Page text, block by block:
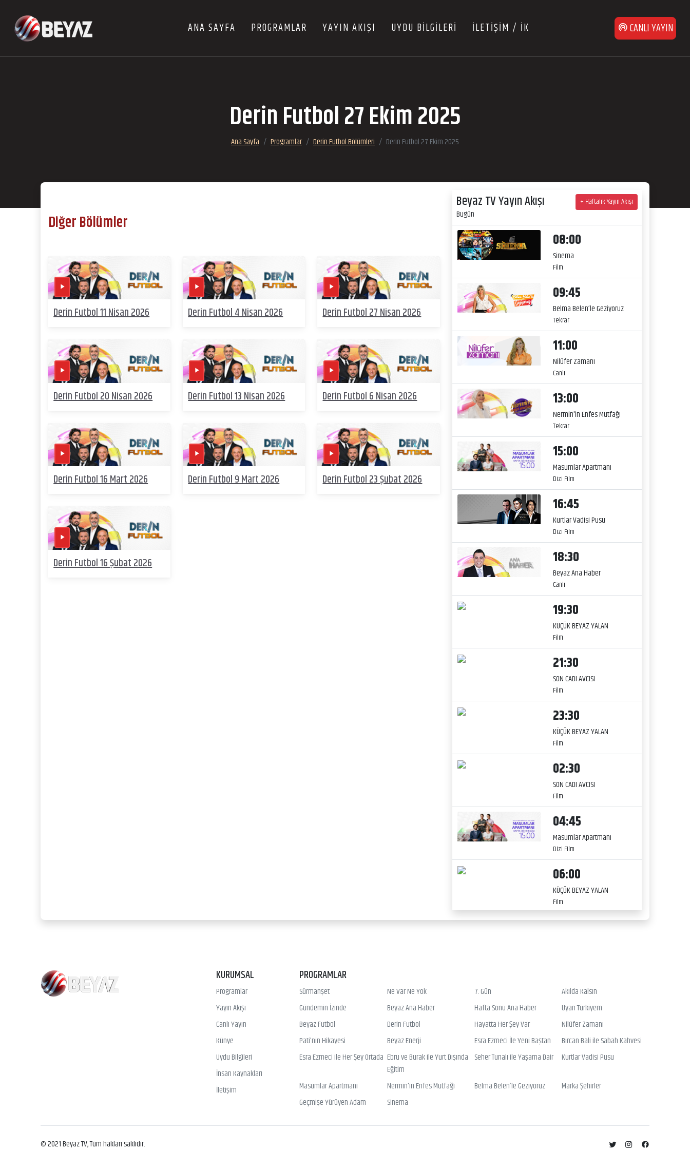
ANA SAYFA PROGRAMLAR YAYIN AKIŞI UYDU BİLGİLERİ İLETİŞİM / İK CANLI YAYIN
Derin Futbol 27 Ekim 2025
Ana Sayfa Programlar Derin Futbol Bölümleri Derin Futbol 27 Ekim 2025
Diğer Bölümler
Derin Futbol 11 Nisan 2026 Derin Futbol 4 Nisan 2026 Derin Futbol 27 Nisan 2026
Derin Futbol 20 Nisan 2026 Derin Futbol 13 Nisan 2026 Derin Futbol 6 Nisan 2026
Derin Futbol 16 Mart 2026 Derin Futbol 9 Mart 2026 Derin Futbol 23 Şubat 2026
Derin Futbol 16 Şubat 2026
Beyaz TV Yayın Akışı
Bugün
+ Haftalık Yayın Akışı
08:00
Sinema
Film
09:45
Belma Belen’le Geziyoruz
Tekrar
11:00
Nilüfer Zamanı
Canlı
13:00
Nermin'in Enfes Mutfağı
Tekrar
15:00
Masumlar Apartmanı
Dizi Film
16:45
Kurtlar Vadisi Pusu
Dizi Film
18:30
Beyaz Ana Haber
Canlı
19:30
KÜÇÜK BEYAZ YALAN
Film
21:30
SON CADI AVCISI
Film
23:30
KÜÇÜK BEYAZ YALAN
Film
02:30
SON CADI AVCISI
Film
04:45
Masumlar Apartmanı
Dizi Film
06:00
KÜÇÜK BEYAZ YALAN
Film
KURUMSAL
Programlar
Yayın Akışı
Canlı Yayın
Künye
Uydu Bilgileri
İnsan Kaynakları
İletişim
PROGRAMLAR
Sürmanşet Ne Var Ne Yok 7. Gün
Akılda Kalsın
Gündemin İzinde
Beyaz Ana Haber Hafta Sonu Ana Haber
Uyan Türkiyem
Beyaz Futbol
Derin Futbol Hayatta Her Şey Var
Nilüfer Zamanı
Pati'nin Hikayesi
Beyaz Enerji Esra Ezmeci İle Yeni Baştan
Bircan Bali ile Sabah Kahvesi
Esra Ezmeci ile Her Şey Ortada Ebru ve Burak ile Yurt Dışında
Eğitim
Seher Tunalı ile Yaşama Dair Kurtlar Vadisi Pusu
Masumlar Apartmanı Nermin'in Enfes Mutfağı Belma Belen’le Geziyoruz
Marka Şehirler
Geçmişe Yürüyen Adam
Sinema
© 2021 Beyaz TV, Tüm hakları saklıdır.